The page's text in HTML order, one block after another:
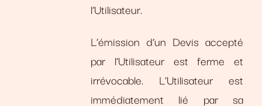
l’Utilisateur.
L’émission d’un Devis accepté
par l’Utilisateur est ferme et
irrévocable. L’Utilisateur est
immédiatement lié par sa